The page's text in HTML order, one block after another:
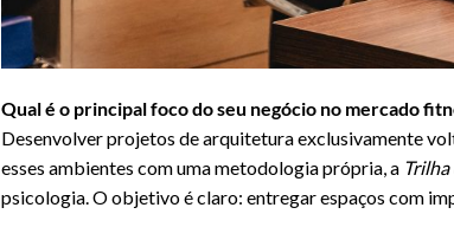
Qual é o principal foco do seu negócio no mercado
Desenvolver projetos de arquitetura exclusivamente
esses ambientes com uma metodologia própria, a Trilha
psicologia. O objetivo é claro: entregar espaços com